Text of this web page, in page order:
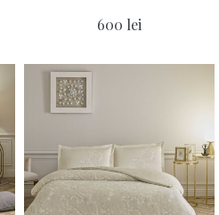
600 lei